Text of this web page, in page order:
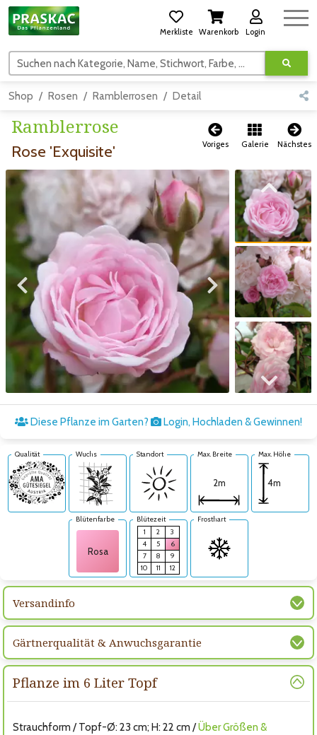
Merkliste Warenkorb Login
Suchen nach Kategorie, Name, Stichwort, Farbe, usw.
Shop Rosen Ramblerrosen Detail
Ramblerrose
Rose 'Exquisite' Voriges Galerie Nächstes
Zum vorigen Bild Zum nächsten Bild
Zum vorigen Bild
Zum nächsten Bild
Diese Pflanze im Garten? Login, Hochladen & Gewinnen!
Qualität Wuchs Standort Max. Breite
2m
Max. Höhe
4m
Blütenfarbe
Rosa
Blütezeit
1
2
3
4
5
6
7
8
9
10
11 12
Frosthart
Versandinfo
Gärtnerqualität & Anwuchsgarantie
Pflanze im 6 Liter Topf
Strauchform / Topf-Ø: 23 cm; H: 22 cm /Über Größen &